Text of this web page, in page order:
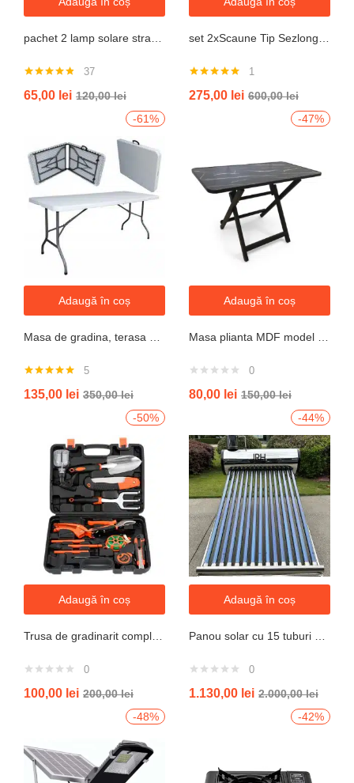
4.76din 5
37
65,00 lei 120,00lei
5.00din 5
1
275,00 lei 600,00lei
-61%
Adaugă în coș
5.00din 5
5
135,00 lei 350,00lei
-47%
Adaugă în coș
0
80,00 lei 150,00lei
-50%
Adaugă în coș
0
100,00 lei 200,00lei
-44%
Adaugă în coș
0
1.130,00 lei 2.000,00lei
-48%
-42%